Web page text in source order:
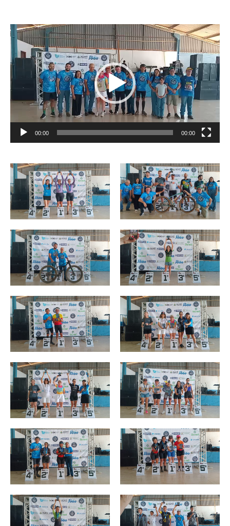
Tocador
de
vídeo
00:00 00:00